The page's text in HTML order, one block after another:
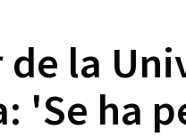
la
'Se ha